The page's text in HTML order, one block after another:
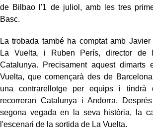
de Bilbao l'1 de juliol, amb les tres
Basc.
La trobada també ha comptat amb
La Vuelta, i Ruben Perís, director de
Catalunya. Precisament aquest dimarts
Vuelta, que començarà des de
una contrarellotge per equips i tindrà
recorreran Catalunya i Andorra.
segona vegada en la seva història, la
l'escenari de la sortida de La Vuelta.